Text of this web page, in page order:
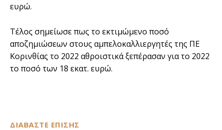
ΔΙΑΒΑΣΤΕ ΕΠΙΣΗΣ
ευρώ.
Τέλος σημείωσε πως το εκτιμώμενο ποσό
αποζημιώσεων στους αμπελοκαλλιεργητές της ΠΕ
Κορινθίας το 2022 αθροιστικά ξεπέρασαν για το 2022
το ποσό των 18 εκατ. ευρώ.